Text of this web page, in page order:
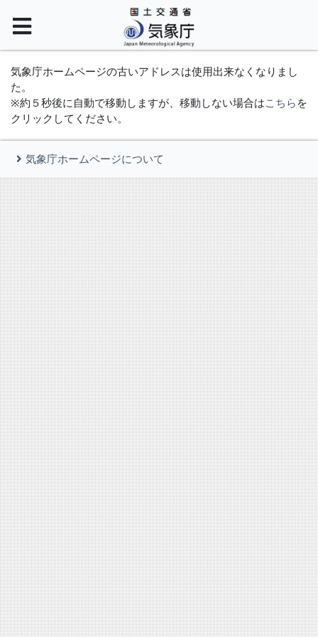
気象庁ホームページの古いアドレスは使用出来なくなりまし
た。
※約５秒後に自動で移動しますが、移動しない場合はこちら を
クリックしてください。
気象庁ホームページについて